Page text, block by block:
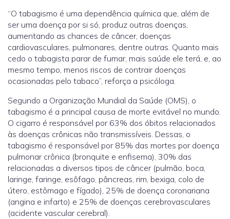
“O tabagismo é uma dependência química que, além de
ser uma doença por si só, produz outras doenças,
aumentando as chances de câncer, doenças
cardiovasculares, pulmonares, dentre outras. Quanto mais
cedo o tabagista parar de fumar, mais saúde ele terá, e, ao
mesmo tempo, menos riscos de contrair doenças
ocasionadas pelo tabaco”, reforça a psicóloga.
Segundo a Organização Mundial da Saúde (OMS), o
tabagismo é a principal causa de morte evitável no mundo.
O cigarro é responsável por 63% dos óbitos relacionados
às doenças crônicas não transmissíveis. Dessas, o
tabagismo é responsável por 85% das mortes por doença
pulmonar crônica (bronquite e enfisema), 30% das
relacionadas a diversos tipos de câncer (pulmão, boca,
laringe, faringe, esôfago, pâncreas, rim, bexiga, colo de
útero, estômago e fígado), 25% de doença coronariana
(angina e infarto) e 25% de doenças cerebrovasculares
(acidente vascular cerebral).